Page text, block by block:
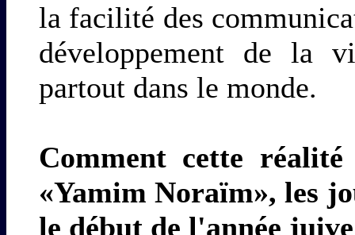
la facilité des
développement de la
partout dans le monde.
Comment cette
«Yamim Noraïm», les
le début de l'année